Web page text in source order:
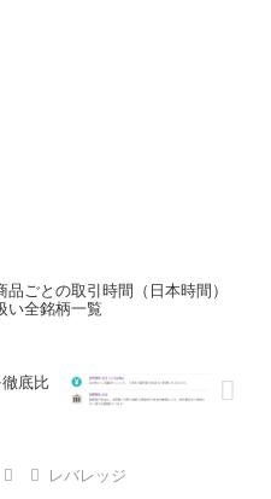
品ごとの取引時間（日本時間）
い全銘柄一覧
底比
レバレッジ